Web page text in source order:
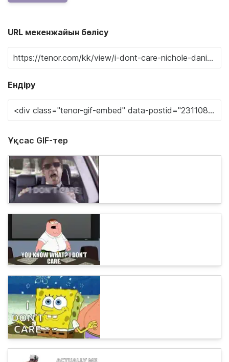
URL мекенжайын бөлісу
Ендіру
Ұқсас GIF-тер